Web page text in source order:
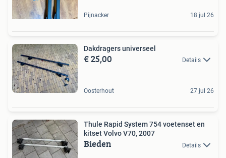
Pijnacker 18 jul 26
Dakdragers universeel
€ 25,00 Details
Oosterhout 27 jul 26
Thule Rapid System 754 voetenset en
kitset Volvo V70, 2007
Bieden Details